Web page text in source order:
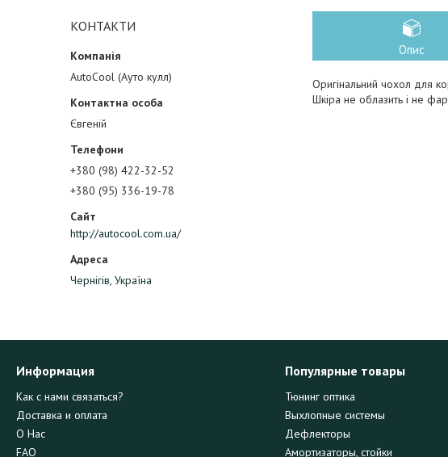
КОНТАКТИ
AutoCool (Ауто кулл)
Євгеній
+380 (98) 422-32-52
+380 (95) 336-19-78
http://autocool.com.ua/
Чернігів, Україна
Опис
Оригінальний чохол для
Шкіра не облазить і не
Информация
Как с нами связаться?
Доставка и оплата
О Нас
FAQ
Популярные товары
Тюнинг оптика
Выхлопные системы
Дефлекторы
Амортизаторы, стойки